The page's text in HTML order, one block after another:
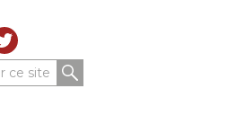
ce site